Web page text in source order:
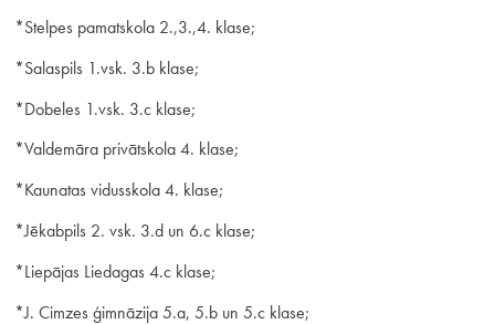
*Stelpes pamatskola 2.,3.,4. klase;
*Salaspils 1.vsk. 3.b klase;
*Dobeles 1.vsk. 3.c klase;
*Valdemāra privātskola 4. klase;
*Kaunatas vidusskola 4. klase;
*Jēkabpils 2. vsk. 3.d un 6.c klase;
*Liepājas Liedagas 4.c klase;
*J. Cimzes ģimnāzija 5.a, 5.b un 5.c klase;